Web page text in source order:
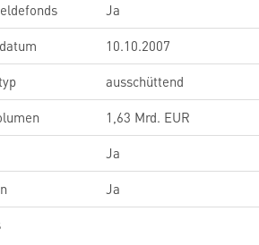
Ja
10.10.2007
ausschüttend
1,63 Mrd. EUR
Ja
Ja